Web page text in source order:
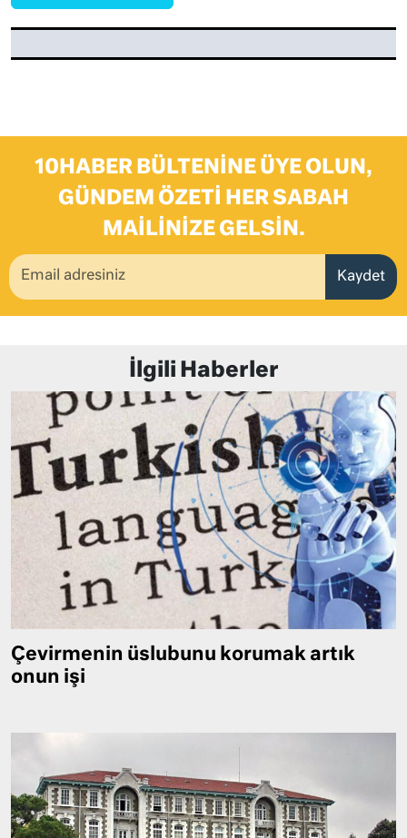
10HABER BÜLTENINE ÜYE OLUN,
GÜNDEM ÖZETI HER SABAH
MAILINIZE GELSIN.
Kaydet
İlgili Haberler
Çevirmenin üslubunu korumak artık
onun işi